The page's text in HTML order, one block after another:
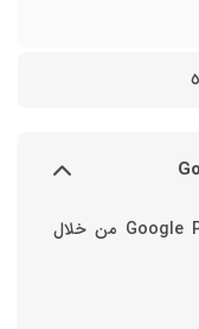
هذا التطبيق الرائع يتم تحميل من Google Play من خلال